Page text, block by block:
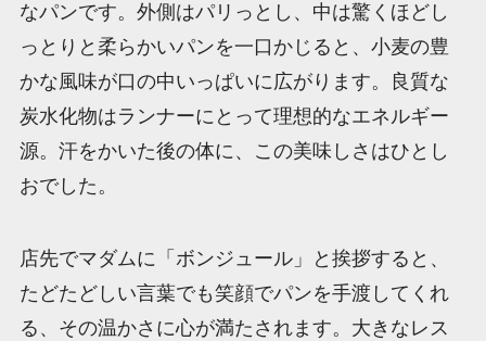
なパンです。外側はパリっとし、中は驚くほどし
っとりと柔らかいパンを一口かじると、小麦の豊
かな風味が口の中いっぱいに広がります。良質な
炭水化物はランナーにとって理想的なエネルギー
源。汗をかいた後の体に、この美味しさはひとし
おでした。
店先でマダムに「ボンジュール」と挨拶すると、
たどたどしい言葉でも笑顔でパンを手渡してくれ
る、その温かさに心が満たされます。大きなレス